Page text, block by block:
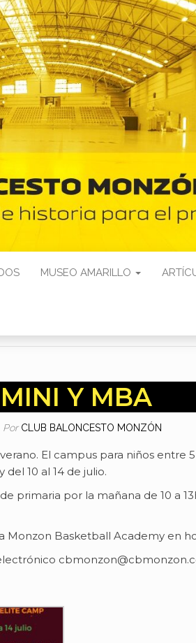
MUSEO AMARILLO
Y MBA
Por CLUB BALONCESTO MONZÓN
El campus para niños entre 5
del 10 al 14 de julio.
primaria por la mañana de 10 a
Monzon Basketball Academy en